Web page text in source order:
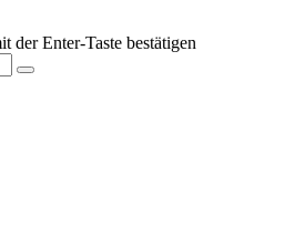
der Enter-Taste bestätigen